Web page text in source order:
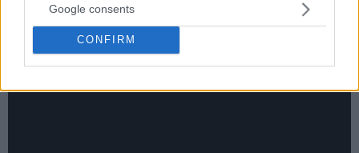
Google consents
CONFIRM
φθινοπωρινό σήριαλ και λίγο πριν βγούνε τα… μπουφάν, ο
28χρονος combo guard βρήκε την επόμενη επαγγελματική
του στέγη. Στην Ελλάδα θα ναι, λίγο πιο βόρεια από εκεί
που είχε ακουστεί πιο “ζεστά” μερικές βδομάδες πριν.